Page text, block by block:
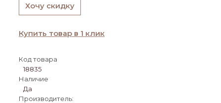
Хочу скидку
Купить товар в 1 клик
Код товара
18835
Наличие
Да
Производитель: